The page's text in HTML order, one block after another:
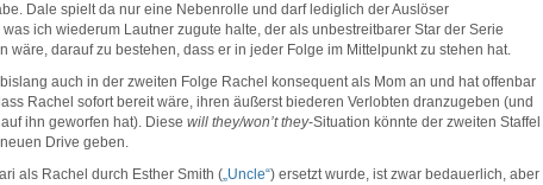
Dale spielt da nur eine Nebenrolle und darf lediglich der Auslöser
ich wiederum Lautner zugute halte, der als unbestreitbarer Star der Serie
wäre, darauf zu bestehen, dass er in jeder Folge im Mittelpunkt zu stehen hat.
auch in der zweiten Folge Rachel konsequent als Mom an und hat offenbar
Rachel sofort bereit wäre, ihren äußerst biederen Verlobten dranzugeben (und
ihn geworfen hat). Diese will they/won’t they-Situation könnte der zweiten Staffel
Drive geben.
als Rachel durch Esther Smith („Uncle“) ersetzt wurde, ist zwar bedauerlich, aber